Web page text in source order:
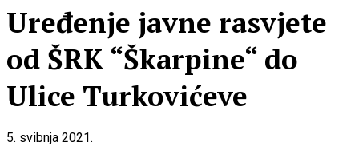
Uređenje javne rasvjete
od ŠRK “Škarpine“ do
Ulice Turkovićeve
5. svibnja 2021.